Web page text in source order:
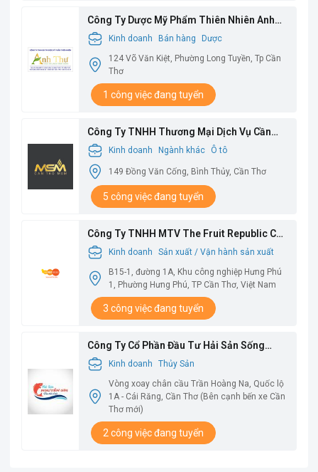
Công Ty Dược Mỹ Phẩm Thiên Nhiên Anh
Thư
Kinh doanh Bán hàng
Dược
124 Võ Văn Kiệt, Phường Long Tuyền, Tp Cần
Thơ
1 công việc đang tuyển
Công Ty TNHH Thương Mại Dịch Vụ Cần
Thơ MSMKinh doanh Ngành khác Ô tô
149 Đồng Văn Cống, Bình Thủy, Cần Thơ
5 công việc đang tuyển
Công Ty TNHH MTV The Fruit Republic Cần
Thơ
Kinh doanh
Sản xuất / Vận hành sản xuất
B15-1, đường 1A, Khu công nghiệp Hưng Phú
1, Phường Hưng Phú, TP Cần Thơ, Việt Nam
3 công việc đang tuyển
Công Ty Cổ Phần Đầu Tư Hải Sản Sống
Nguyễn Gia
Kinh doanh
Thủy Sản
Vòng xoay chân cầu Trần Hoàng Na, Quốc lộ
1A - Cái Răng, Cần Thơ (Bên cạnh bến xe Cần
Thơ mới)
2 công việc đang tuyển